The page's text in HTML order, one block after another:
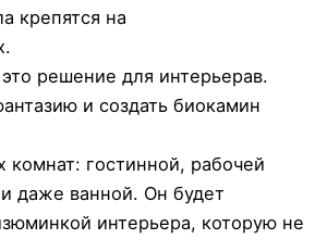
крепятся на
решение для интерьерав.
и создать биокамин
комнат: гостинной, рабочей
даже ванной. Он будет
интерьера, которую не